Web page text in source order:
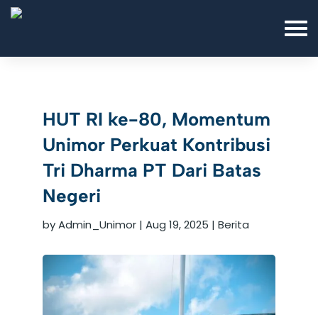
HUT RI ke-80, Momentum
Unimor Perkuat Kontribusi
Tri Dharma PT Dari Batas
Negeri
byAdmin_Unimor| Aug 19, 2025 | Berita